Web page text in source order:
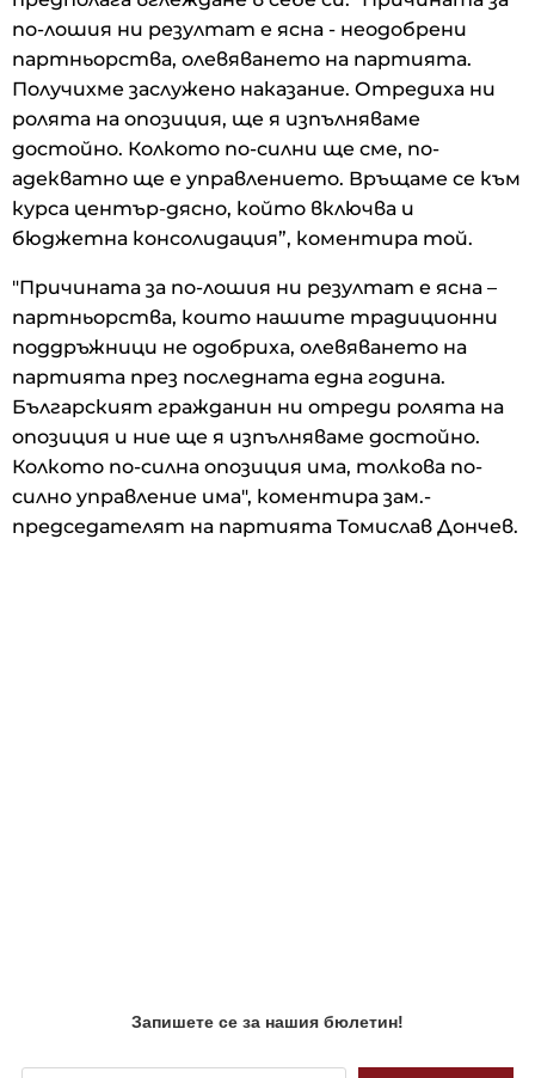
по-лошия ни резултат е ясна - неодобрени
партньорства, олевяването на партията.
Получихме заслужено наказание. Отредиха ни
ролята на опозиция, ще я изпълняваме
достойно. Колкото по-силни ще сме, по-
адекватно ще е управлението. Връщаме се към
курса център-дясно, който включва и
бюджетна консолидация”, коментира той.
"Причината за по-лошия ни резултат е ясна –
партньорства, които нашите традиционни
поддръжници не одобриха, олевяването на
партията през последната една година.
Българският гражданин ни отреди ролята на
опозиция и ние ще я изпълняваме достойно.
Колкото по-силна опозиция има, толкова по-
силно управление има", коментира зам.-
председателят на партията Томислав Дончев.